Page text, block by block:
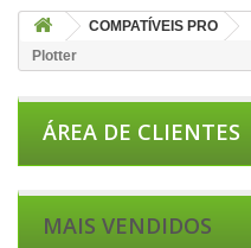
COMPATÍVEIS PRO
Plotter
ÁREA DE CLIENTES
MAIS VENDIDOS